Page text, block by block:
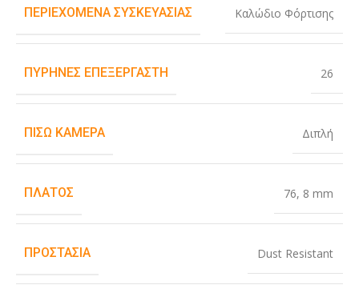
ΠΕΡΙΕΧΌΜΕΝΑ ΣΥΣΚΕΥΑΣΊΑΣ Καλώδιο Φόρτισης
ΠΥΡΉΝΕΣ ΕΠΕΞΕΡΓΑΣΤΉ 26
ΠΊΣΩ ΚΆΜΕΡΑ Διπλή
ΠΛΆΤΟΣ 76, 8 mm
ΠΡΟΣΤΑΣΊΑ Dust Resistant